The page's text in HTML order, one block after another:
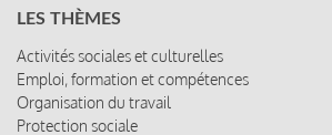
LES THÈMES
Activités sociales et culturelles
Emploi, formation et compétences
Organisation du travail
Protection sociale